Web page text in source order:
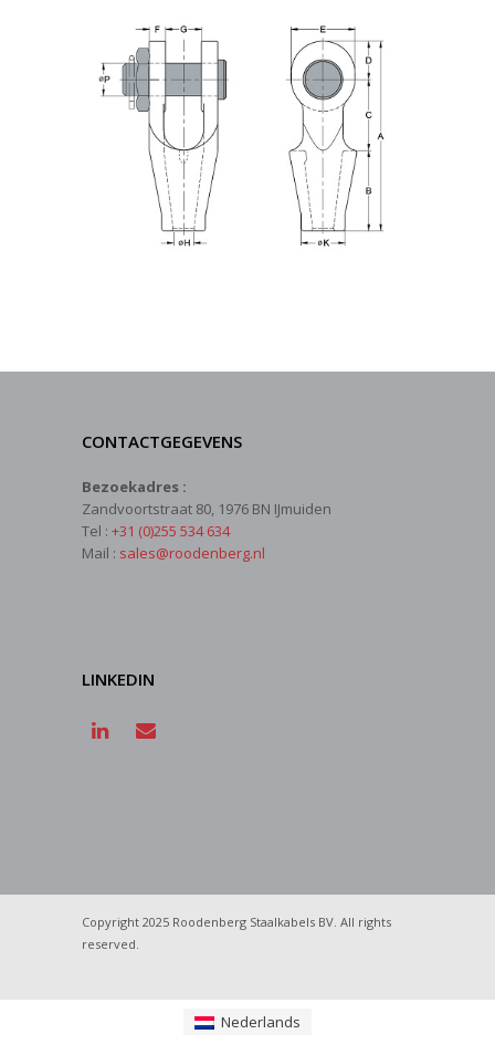
CONTACTGEGEVENS
Bezoekadres :
Zandvoortstraat 80, 1976 BN IJmuiden
Tel : +31 (0)255 534 634
Mail : sales@roodenberg.nl
LINKEDIN
Copyright 2025 Roodenberg Staalkabels BV. All rights
reserved.
Nederlands